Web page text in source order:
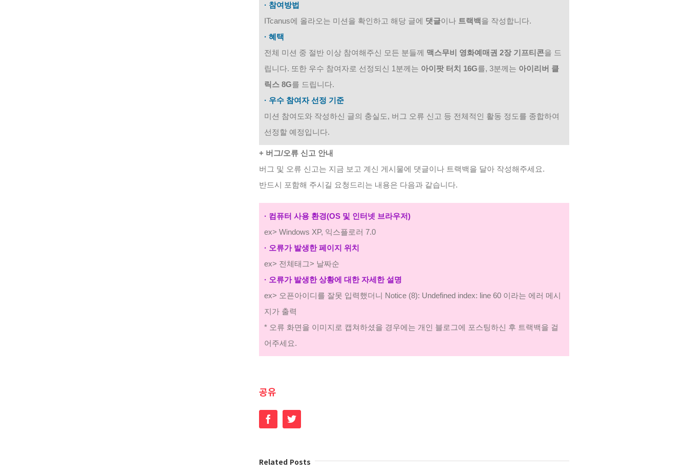
· 참여방법
ITcanus에 올라오는 미션을 확인하고 해당 글에 댓글이나 트랙백 을 작성합니다.
· 혜택
전체 미션 중 절반 이상 참여해주신 모든 분들께 맥스무비 영화예매권 2장 기프티콘을 드
립니다. 또한 우수 참여자로 선정되신 1분께는 아이팟 터치 16G를, 3분께는 아이리버 클
릭스 8G를 드립니다.
· 우수 참여자 선정 기준
미션 참여도와 작성하신 글의 충실도, 버그 오류 신고 등 전체적인 활동 정도를 종합하여
선정할 예정입니다.
+ 버그/오류 신고 안내
버그 및 오류 신고는 지금 보고 계신 게시물에 댓글이나 트랙백을 달아 작성해주세요.
반드시 포함해 주시길 요청드리는 내용은 다음과 같습니다.
· 컴퓨터 사용 환경(OS 및 인터넷 브라우저)
ex> Windows XP, 익스플로러 7.0
· 오류가 발생한 페이지 위치
ex> 전체태그> 날짜순
· 오류가 발생한 상황에 대한 자세한 설명
ex> 오픈아이디를 잘못 입력했더니 Notice (8): Undefined index: line 60 이라는 에러 메시
지가 출력
* 오류 화면을 이미지로 캡쳐하셨을 경우에는 개인 블로그에 포스팅하신 후 트랙백을 걸
어주세요.
공유
FacebookTwitter
Related Posts